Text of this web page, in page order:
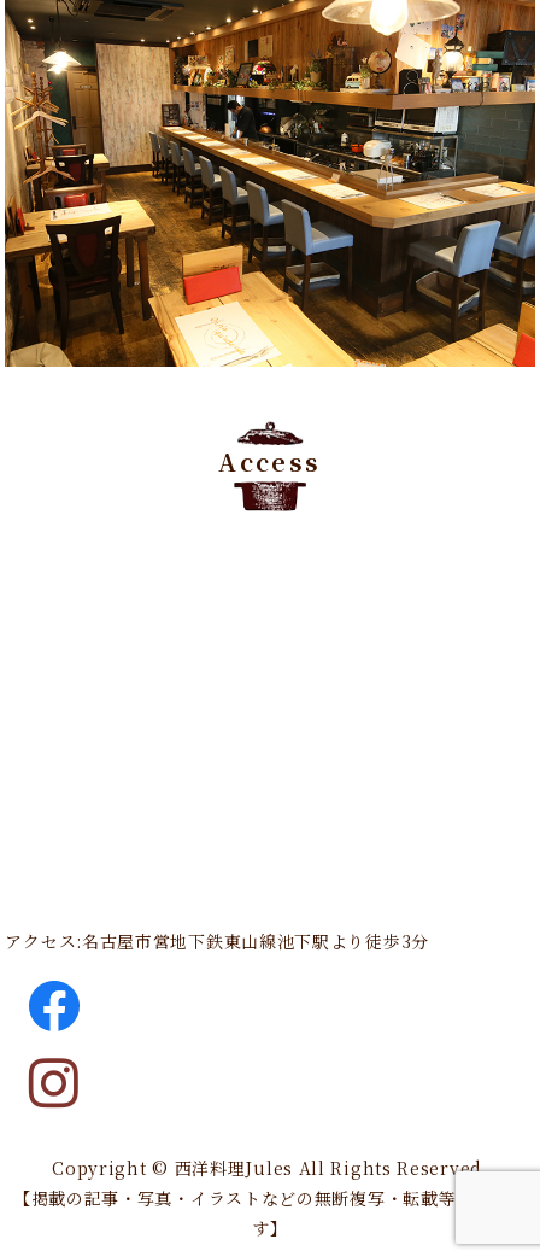
Access
アクセス:名古屋市営地下鉄東山線池下駅より徒歩3分
Copyright © 西洋料理Jules All Rights Reserved.
【掲載の記事・写真・イラストなどの無断複写・転載等を禁じま
す】